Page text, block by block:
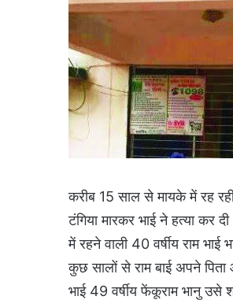
करीब 15 साल से मायके में रह
टंगिया मारकर भाई ने हत्या कर
में रहने वाली 40 वर्षीय राम
कुछ सालों से राम बाई अपने पिता
भाई 49 वर्षीय फेंकूराम भानु उसे